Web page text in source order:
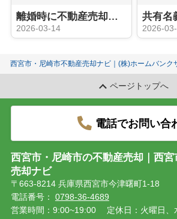
離婚時に不動産売却したら財産分与の方法は？注意点について
2026-03-14 2026-
西宮市・尼崎市不動産売却ナビ｜(株)ホームバンク
ページトップへ
電話でお問い合
西宮市・尼崎市の不動産売却｜西
売却ナビ
〒663-8214 兵庫県西宮市今津曙町1-18
電話番号： 0798-36-4689
営業時間：9:00~19:00
定休日：火曜日、